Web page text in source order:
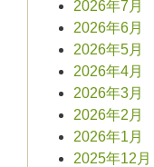
2026年7月
2026年6月
2026年5月
2026年4月
2026年3月
2026年2月
2026年1月
2025年12月